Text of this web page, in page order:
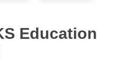
Education